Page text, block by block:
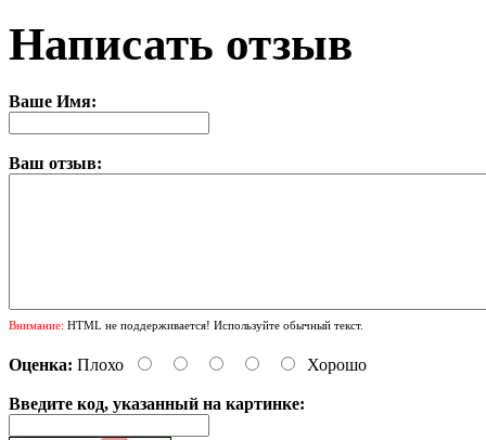
Написать отзыв
Ваше Имя:
Ваш отзыв:
Внимание: HTML не поддерживается! Используйте обычный текст.
Оценка: Плохо Хорошо
Введите код, указанный на картинке: